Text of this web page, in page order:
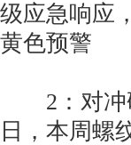
级应急响应
黄色预警
2：对冲研
日，本周螺